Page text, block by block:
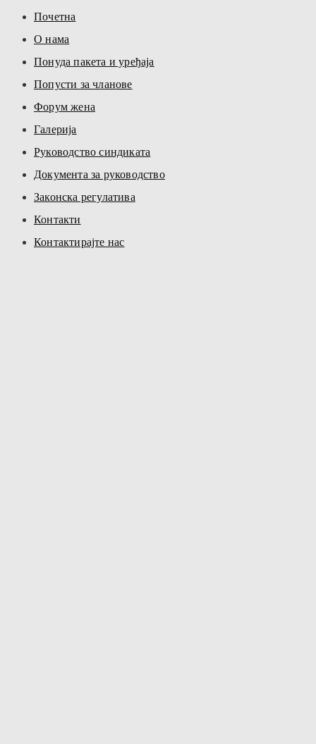
Почетна
О нама
Понуда пакета и уређаја
Попусти за чланове
Форум жена
Галерија
Руководство синдиката
Документа за руководство
Законска регулатива
Контакти
Контактирајте нас